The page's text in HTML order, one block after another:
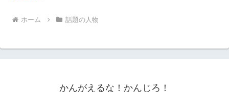
ホーム 話題の人物
かんがえるな！かんじろ！